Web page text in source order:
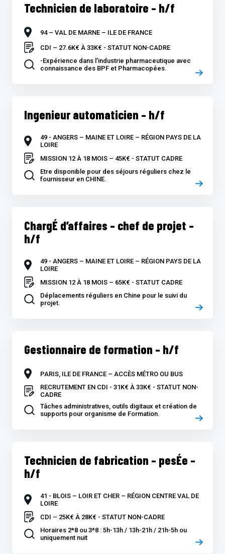
Technicien de laboratoire – h/f
94 – VAL DE MARNE – ILE DE FRANCE
CDI – 27.6K€ À 33K€ - STATUT NON-CADRE
-Expérience dans l’industrie pharmaceutique avec
connaissance des BPF et Pharmacopées.
Ingenieur automaticien – h/f
49 - ANGERS – MAINE ET LOIRE – RÉGION PAYS DE LA
LOIRE
MISSION 12 À 18 MOIS – 45K€ - STATUT CADRE
Etre disponible pour des séjours réguliers chez le
fournisseur en CHINE.
ChargÉ d’affaires – chef de projet –
h/f
49 - ANGERS – MAINE ET LOIRE – RÉGION PAYS DE LA
LOIRE
MISSION 12 À 18 MOIS – 65K€ - STATUT CADRE
Déplacements réguliers en Chine pour le suivi du
projet.
Gestionnaire de formation – h/f
PARIS, ILE DE FRANCE – ACCÈS MÉTRO OU BUS
RECRUTEMENT EN CDI - 31K€ À 33K€ - STATUT NON-
CADRE
Tâches administratives, outils digitaux et création de
supports pour organisme de Formation.
Technicien de fabrication – pesÉe –
h/f
41 - BLOIS – LOIR ET CHER – RÉGION CENTRE VAL DE
LOIRE
CDI – 25K€ À 28K€ - STATUT NON-CADRE
Horaires 2*8 ou 3*8 : 5h-13h / 13h-21h / 21h-5h ou
uniquement nuit